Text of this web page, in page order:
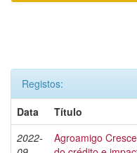
Registos:
Data
Título
2022-
Agroamigo